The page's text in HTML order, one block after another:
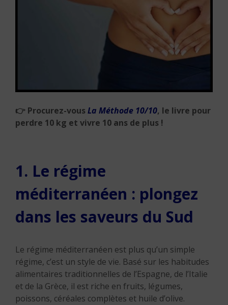
👉 Procurez-vous La Méthode 10/10, le livre pour
perdre 10 kg et vivre 10 ans de plus !
1. Le régime
méditerranéen : plongez
dans les saveurs du Sud
Le régime méditerranéen est plus qu’un simple
régime, c’est un style de vie. Basé sur les habitudes
alimentaires traditionnelles de l’Espagne, de l’Italie
et de la Grèce, il est riche en fruits, légumes,
poissons, céréales complètes et huile d’olive.